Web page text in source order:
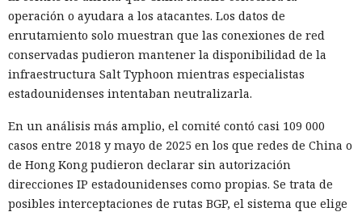
operación o ayudara a los atacantes. Los datos de
enrutamiento solo muestran que las conexiones de red
conservadas pudieron mantener la disponibilidad de la
infraestructura Salt Typhoon mientras especialistas
estadounidenses intentaban neutralizarla.
En un análisis más amplio, el comité contó casi 109 000
casos entre 2018 y mayo de 2025 en los que redes de China o
de Hong Kong pudieron declarar sin autorización
direcciones IP estadounidenses como propias. Se trata de
posibles interceptaciones de rutas BGP, el sistema que elige